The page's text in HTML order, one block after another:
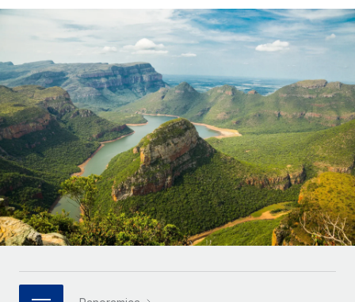
SERVICES
Chiedi a un esperto
Affidati agli esperti per la gestione HR e la
compliance globale
DIVENTA NOSTRO PARTNER
Partner tecnologici strategici
Integra l'HR globale nella tua piattaforma in modo
flessibile
CASE STUDIES
Nederlands
Deutsch
Español
Italiano
Português (Portugal)
日本語
한국어
Login